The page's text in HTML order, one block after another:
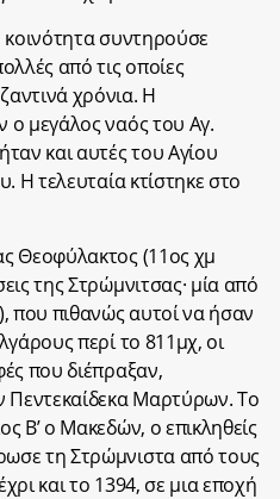
συντηρούσε
από τις οποίες
χρόνια. Η
ο μεγάλος ναός του Αγ.
και αυτές του Αγίου
Η τελευταία κτίστηκε στο
Θεοφύλακτος (11ος χμ
της Στρώμνιτσας· μία από
που πιθανώς αυτοί να ήσαν
περί το 811μχ, οι
που διέπραξαν,
Πεντεκαίδεκα Μαρτύρων. Το
Β’ ο Μακεδών, ο επικληθείς
τη Στρώμνιστα από τους
και το 1394, σε μια εποχή